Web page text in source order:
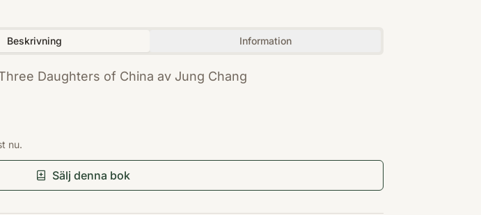
Beskrivning Information
Daughters of China av Jung Chang
nu.
Sälj denna bok